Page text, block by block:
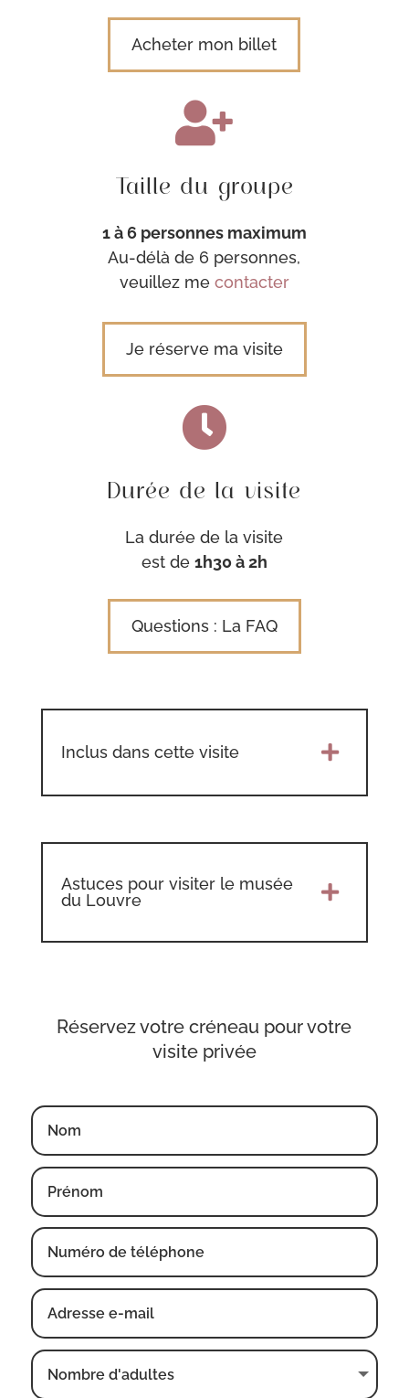
Acheter mon billet

Taille du groupe
1 à 6 personnes maximum
Au-délà de 6 personnes,
veuillez me contacter
Je réserve ma visite

Durée de la visite
La durée de la visite
est de 1h30 à 2h
Questions : La FAQ
Inclus dans cette visite 
Astuces pour visiter le musée
du Louvre

Réservez votre créneau pour votre
visite privée